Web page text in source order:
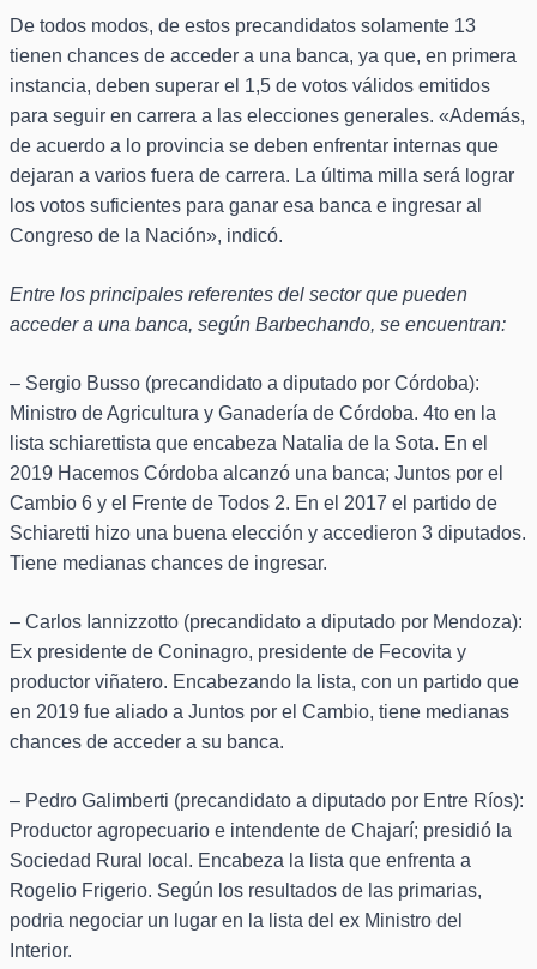
De todos modos, de estos precandidatos solamente 13
tienen chances de acceder a una banca, ya que, en primera
instancia, deben superar el 1,5 de votos válidos emitidos
para seguir en carrera a las elecciones generales. «Además,
de acuerdo a lo provincia se deben enfrentar internas que
dejaran a varios fuera de carrera. La última milla será lograr
los votos suficientes para ganar esa banca e ingresar al
Congreso de la Nación», indicó.
Entre los principales referentes del sector que pueden
acceder a una banca, según Barbechando, se encuentran:
– Sergio Busso (precandidato a diputado por Córdoba):
Ministro de Agricultura y Ganadería de Córdoba. 4to en la
lista schiarettista que encabeza Natalia de la Sota. En el
2019 Hacemos Córdoba alcanzó una banca; Juntos por el
Cambio 6 y el Frente de Todos 2. En el 2017 el partido de
Schiaretti hizo una buena elección y accedieron 3 diputados.
Tiene medianas chances de ingresar.
– Carlos Iannizzotto (precandidato a diputado por Mendoza):
Ex presidente de Coninagro, presidente de Fecovita y
productor viñatero. Encabezando la lista, con un partido que
en 2019 fue aliado a Juntos por el Cambio, tiene medianas
chances de acceder a su banca.
– Pedro Galimberti (precandidato a diputado por Entre Ríos):
Productor agropecuario e intendente de Chajarí; presidió la
Sociedad Rural local. Encabeza la lista que enfrenta a
Rogelio Frigerio. Según los resultados de las primarias,
podria negociar un lugar en la lista del ex Ministro del
Interior.